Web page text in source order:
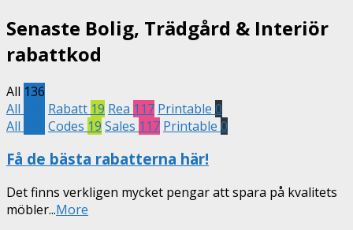
Senaste Bolig, Trädgård & Interiör
rabattkod
All 136
All
Rabatt 19 Rea 117 Printable 0
All
Codes 19 Sales 117 Printable 0
Få de bästa rabatterna här!
Det finns verkligen mycket pengar att spara på kvalitets
möbler...More